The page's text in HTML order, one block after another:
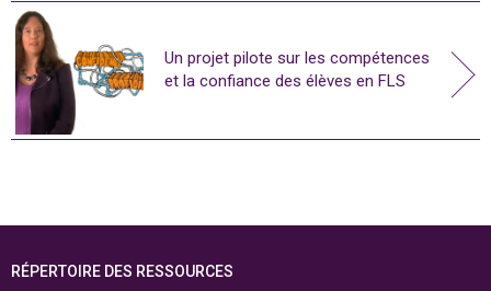
Un projet pilote sur les compétences
et la confiance des élèves en FLS
RÉPERTOIRE DES RESSOURCES